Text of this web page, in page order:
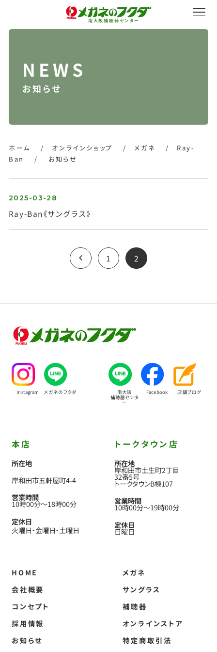
南大阪補聴器センター
サービス紹介
オンラインストア
お問い合わせ
お知らせ
ホーム / オンラインショップ / メガネ / Ray-
Ban
/ お知らせ
2025-03-28
Ray-Ban《サングラス》
1 2
Instagram メガネのフクダ 南大阪
補聴器センタ
ー
Facebook 店舗ブログ
本店
所在地
岸和田市五軒屋町4-4
営業時間
10時00分〜18時00分
定休日
火曜日 金曜日 土曜日
トークタウン店
所在地
岸和田市土生町2丁目
32番5号
トークタウンB棟107
営業時間
10時00分〜19時00分
定休日
日曜日
HOME
会社概要
コンセプト
採用情報
お知らせ
メガネ
サングラス
補聴器
オンラインストア
特定商取引法